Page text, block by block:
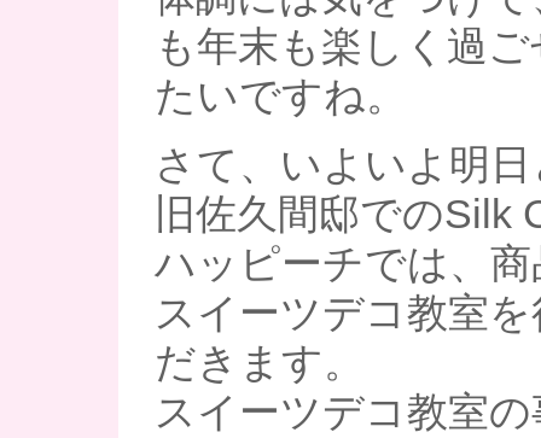
も年末も楽しく過
たいですね。
さて、いよいよ明
旧佐久間邸でのSilk
ハッピーチでは、
スイーツデコ教室
だきます。
スイーツデコ教室